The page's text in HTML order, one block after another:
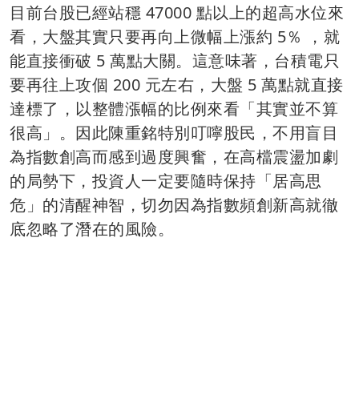
目前台股已經站穩 47000 點以上的超高水位來
看，大盤其實只要再向上微幅上漲約 5％ ，就
能直接衝破 5 萬點大關。這意味著，台積電只
要再往上攻個 200 元左右，大盤 5 萬點就直接
達標了，以整體漲幅的比例來看「其實並不算
很高」。因此陳重銘特別叮嚀股民，不用盲目
為指數創高而感到過度興奮，在高檔震盪加劇
的局勢下，投資人一定要隨時保持「居高思
危」的清醒神智，切勿因為指數頻創新高就徹
底忽略了潛在的風險。